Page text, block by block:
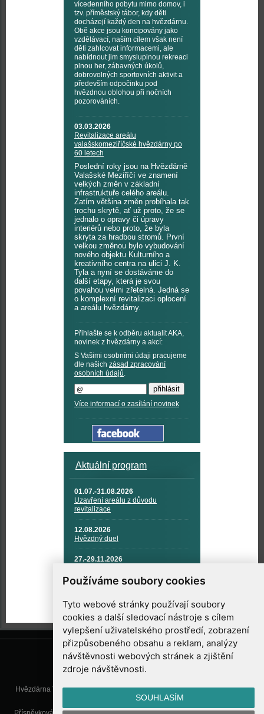
Používáme soubory cookies
Tyto webové stránky používají soubory
cookies a další sledovací nástroje s cílem
vylepšení uživatelského prostředí, zobrazení
přizpůsobeného obsahu a reklam, analýzy
návštěvnosti webových stránek a zjištění
zdroje návštěvnosti.
SOUHLASÍM
vícedenního pobytu mimo domov, i
tzv. příměstský tábor, kdy děti
docházejí každý den na hvězdárnu.
Obě akce jsou koncipovány jako
vzdělávací, naším cílem však není
děti zahlcovat informacemi, ale
nabídnout jim smysluplnou rekreaci
plnou her, zábavných úkolů,
dobrovolných sportovních aktivit a
především odpočinku pod
hvězdnou oblohou při nočních
pozorováních.
03.03.2026
Revitalizace areálu
valašskomeziříčské hvězdárny po
60 letech
Poslední roky jsou na Hvězdárně
Valašské Meziříčí ve znamení
velkých změn v základní
infrastruktuře celého areálu.
Zatím většina změn probíhala tak
trochu skrytě, ať už proto, že se
jednalo o opravy či úpravy
interiérů nebo proto, že byla
skryta za hradbou stromů. První
velkou změnou bylo vybudování
nového objektu Kulturního a
kreativního centra na ulici J. K.
Tyla a nyní se dostáváme do
další etapy, která je svou
povahou velmi zřetelná. Jedná se
o komplexní revitalizaci oplocení
a areálu hvězdárny.
Přihlašte se k odběru aktualit AKA,
novinek z hvězdárny a akcí:
S Vašimi osobními údaji pracujeme
dle našich zásad zpracování
osobních údajů.
Více informací o zasílání novinek
Aktuální program
01.07.-31.08.2026
Uzavření areálu z důvodu
revitalizace
12.08.2026
Hvězdný duel
27.-29.11.2026
TECHNIKA A KOSMICKÉ
TECHNOLOGIE
Hvězdárna Valašské Meziříčí, příspěvková organizace, Vsetínská 78, 757
01 Valašské Meziříčí